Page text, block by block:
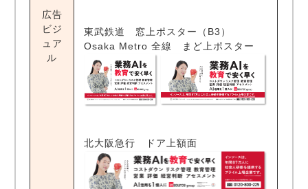
広告
ビジ
ュア
ル
東武鉄道 窓上ポスター（B3）
Osaka Metro 全線 まど上ポスター
北大阪急行 ドア上額面